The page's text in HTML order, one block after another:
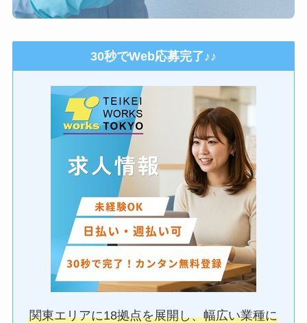
30秒でWeb応募完了♪♪
関東エリアに18拠点を展開し、幅広い業種に